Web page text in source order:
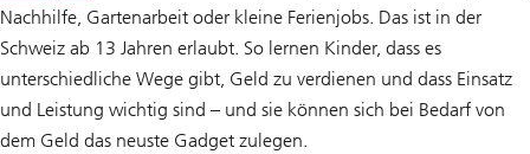
Nachhilfe, Gartenarbeit oder kleine Ferienjobs. Das ist in der
Schweiz ab 13 Jahren erlaubt. So lernen Kinder, dass es
unterschiedliche Wege gibt, Geld zu verdienen und dass Einsatz
und Leistung wichtig sind – und sie können sich bei Bedarf von
dem Geld das neuste Gadget zulegen.